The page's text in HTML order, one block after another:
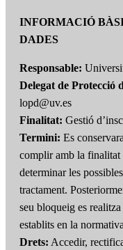
INFORMACIÓ
DADES
Responsable:
Delegat de Protecció
lopd@uv.es
Finalitat: Gestió
Termini: Es
complir amb la finalitat
determinar les
tractament.
seu bloqueig es
establits en la
Drets: Accedir,